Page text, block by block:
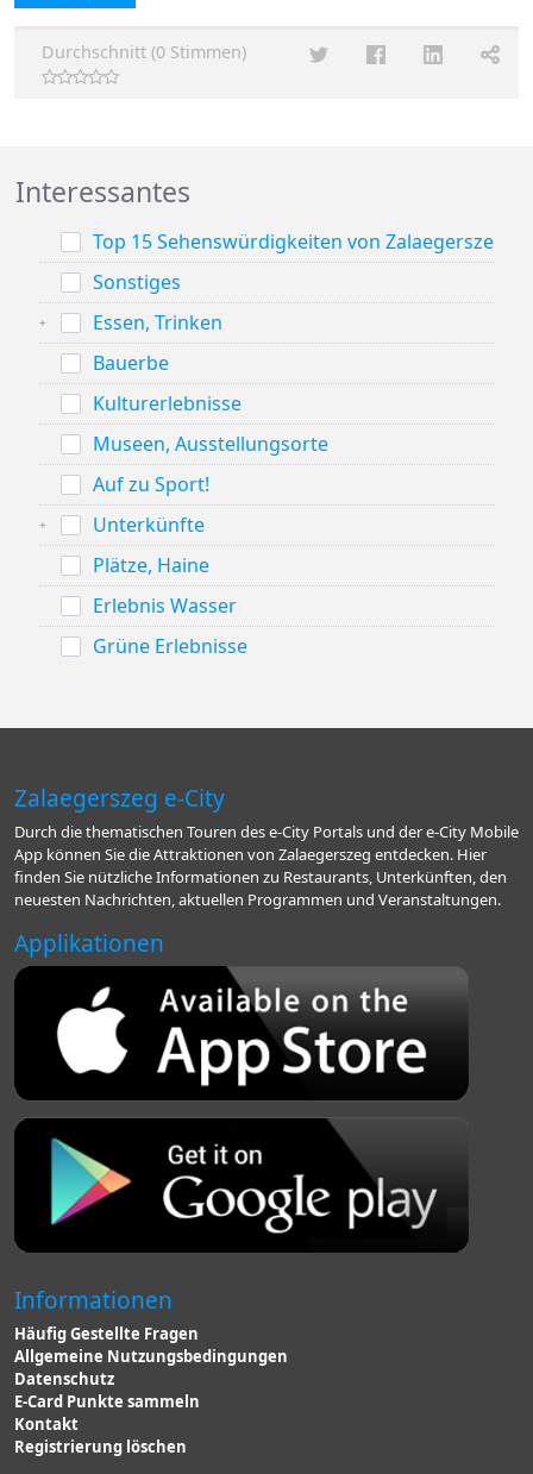
Durchschnitt (0 Stimmen)
Interessantes
Top 15 Sehenswürdigkeiten von Zalaegerszeg
Sonstiges
Essen, Trinken
Bauerbe
Kulturerlebnisse
Museen, Ausstellungsorte
Auf zu Sport!
Unterkünfte
Plätze, Haine
Erlebnis Wasser
Grüne Erlebnisse
Zalaegerszeg e-City
Durch die thematischen Touren des e-City Portals und der e-City Mobile
App können Sie die Attraktionen von Zalaegerszeg entdecken. Hier
finden Sie nützliche Informationen zu Restaurants, Unterkünften, den
neuesten Nachrichten, aktuellen Programmen und Veranstaltungen.
Applikationen
Informationen
Häufig Gestellte Fragen
Allgemeine Nutzungsbedingungen
Datenschutz
E-Card Punkte sammeln
Kontakt
Registrierung löschen